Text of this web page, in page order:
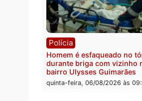
Política
Ministro Dias Tofolli , do
determina reabertura e
processamento da ação